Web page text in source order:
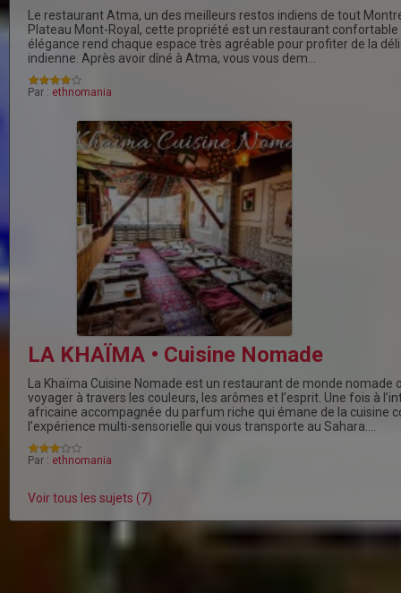
Le restaurant Atma, un des meilleurs restos indiens de tout
Plateau Mont-Royal, cette propriété est un restaurant
élégance rend chaque espace très agréable pour profiter de la
indienne. Après avoir dîné à Atma, vous vous dem…
Par : ethnomania
LA KHAÏMA • Cuisine Nomade
La Khaïma Cuisine Nomade est un restaurant de monde nomade
voyager à travers les couleurs, les arômes et l’esprit. Une fois à
africaine accompagnée du parfum riche qui émane de la cuisine
l’expérience multi-sensorielle qui vous transporte au Sahara.…
Par : ethnomania
Voir tous les sujets (7)